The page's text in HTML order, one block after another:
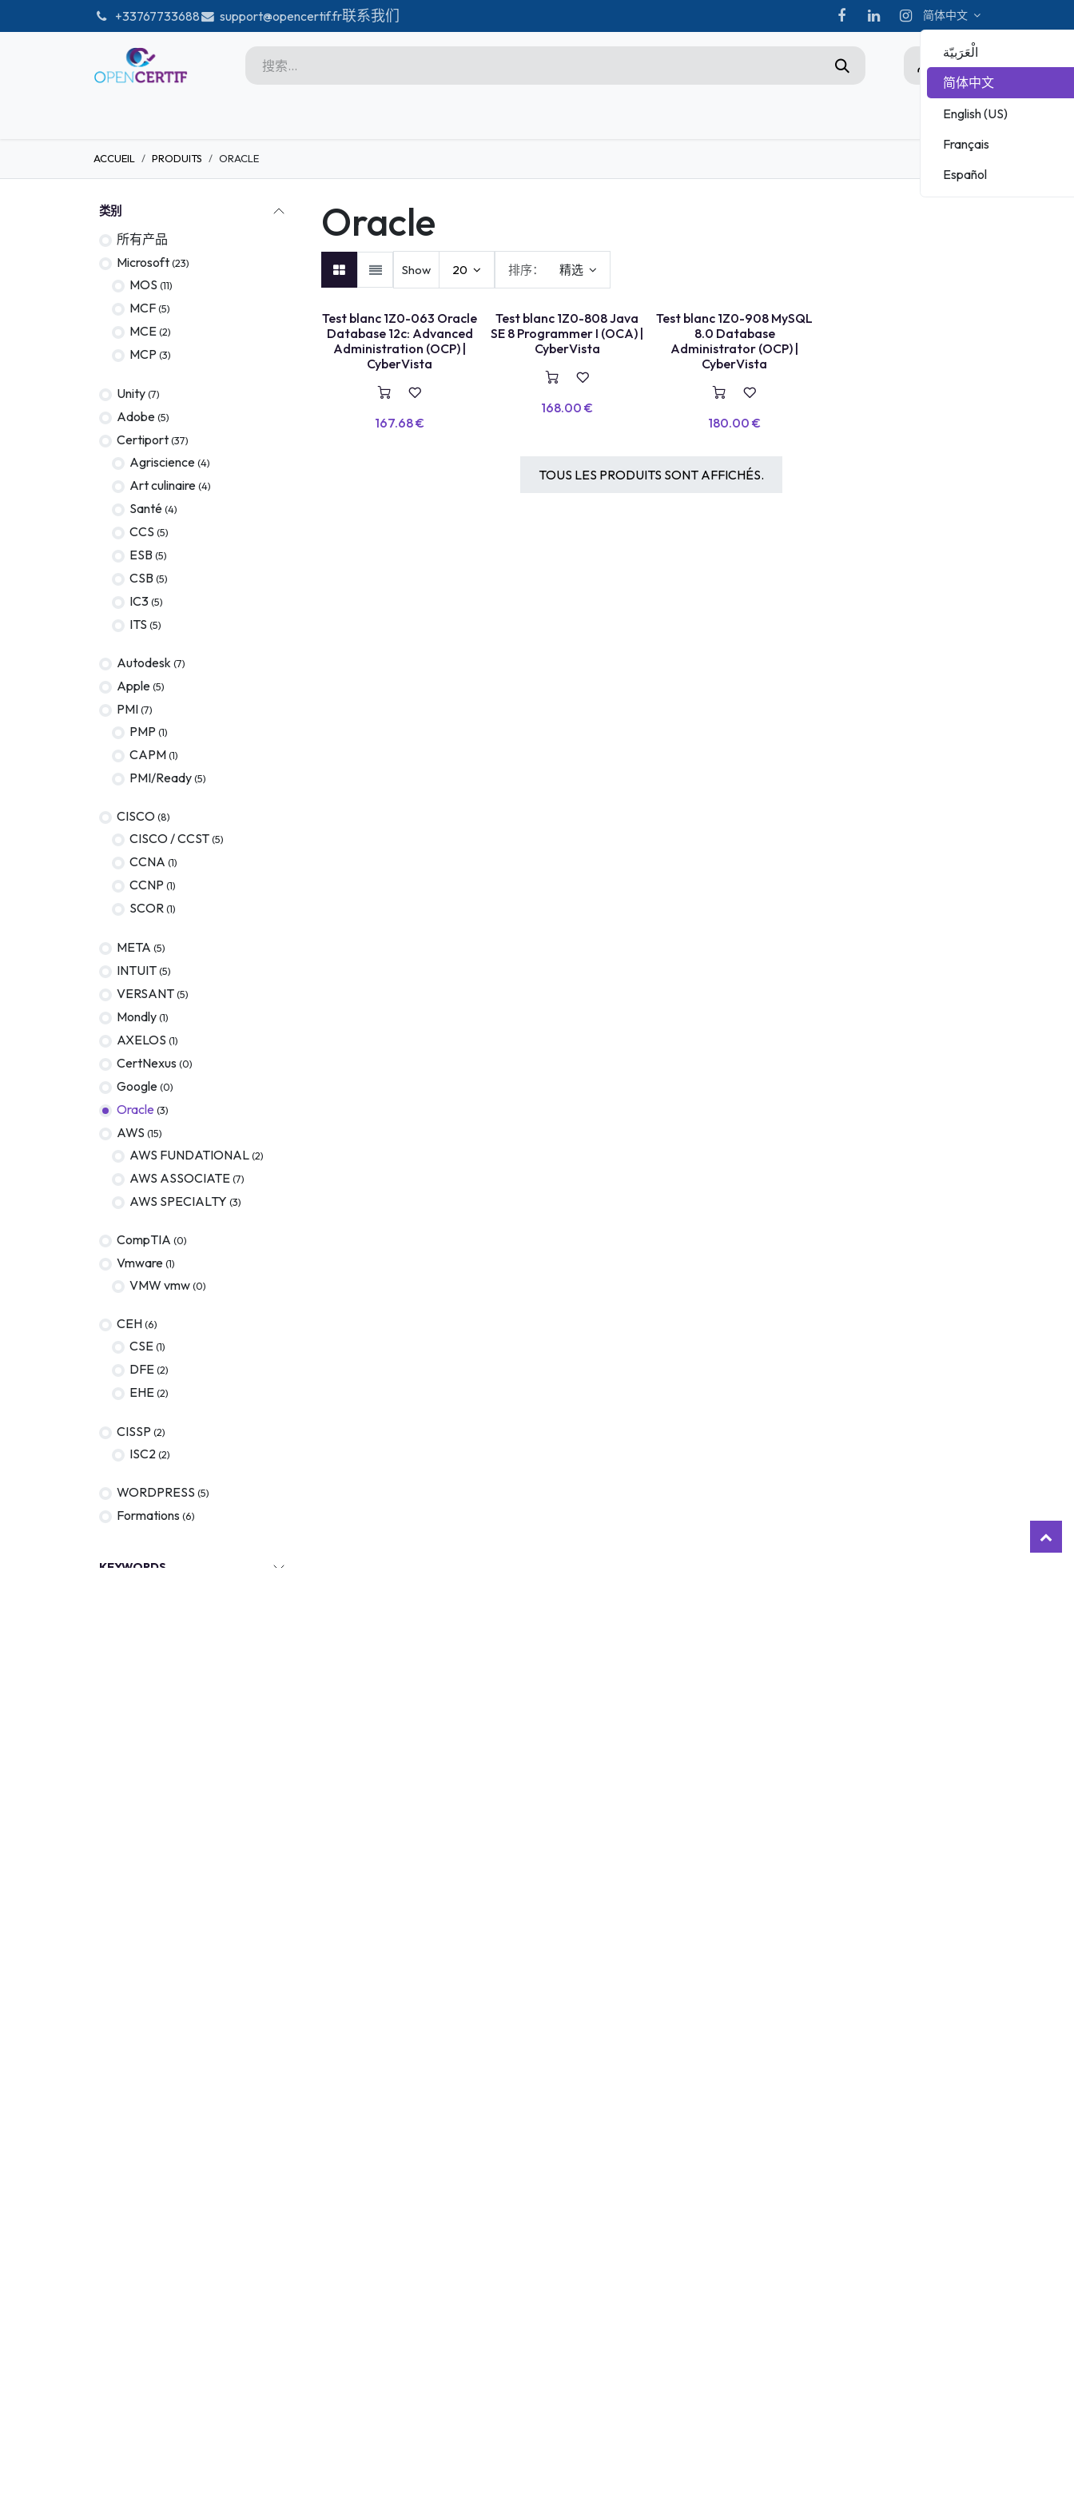
+33767733688 support@opencertif.fr联系我们 简体中文
الْعَرَبيّة
简体中文
English (US)
Français
Español
Microsoft
servicenow
Apple
Meta
Versant
axelos
Microsoft Excel Expert
Power Bi
Création d'entreprise
Création de Site
Webmarketing & Réseaux
ACCUEIL PRODUITS ORACLE
类别
所有产品
Microsoft (23)
MOS (11)
MCF (5)
MCE (2)
MCP (3)
Unity (7)
Adobe (5)
Certiport (37)
Agriscience (4)
Art culinaire (4)
Santé (4)
CCS (5)
ESB (5)
CSB (5)
IC3 (5)
ITS (5)
Autodesk (7)
Apple (5)
PMI (7)
PMP (1)
CAPM (1)
PMI/Ready (5)
CISCO (8)
CISCO / CCST (5)
CCNA (1)
CCNP (1)
SCOR (1)
META (5)
INTUIT (5)
VERSANT (5)
Mondly (1)
AXELOS (1)
CertNexus (0)
Google(0)
Oracle(3)
AWS (15)
AWS FUNDATIONAL (2)
AWS ASSOCIATE (7)
AWS SPECIALTY (3)
CompTIA (0)
Vmware (1)
VMW vmw (0)
CEH (6)
CSE (1)
DFE (2)
EHE (2)
CISSP (2)
ISC2 (2)
WORDPRESS (5)
Formations (6)
KEYWORDS
Oracle
排序： 精选
Show 20
TEST BLANC
Test blanc 1Z0-063 Oracle
Database 12c: Advanced
Administration (OCP) |
CyberVista
167.68€
Test blanc 1Z0-808 Java
SE 8 Programmer I (OCA) |
CyberVista
168.00 €
Test blanc 1Z0-908 MySQL
8.0 Database
Administrator (OCP) |
CyberVista
180.00 €
TOUS LES PRODUITS SONT AFFICHÉS.